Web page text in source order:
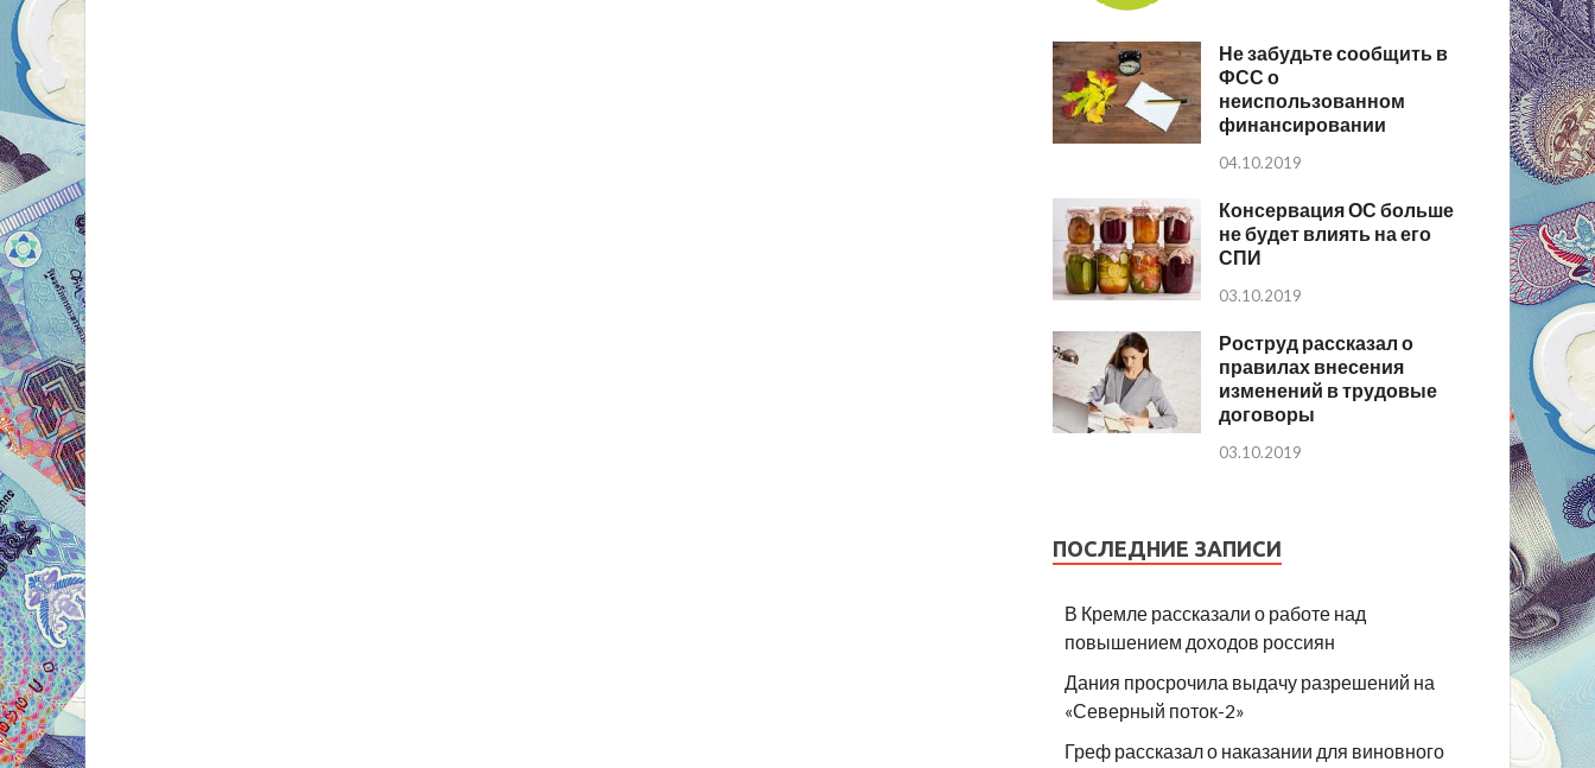
Не забудьте сообщить в
ФСС о
неиспользованном
финансировании
04.10.2019
Консервация ОС больше
не будет влиять на его
СПИ
03.10.2019
Роструд рассказал о
правилах внесения
изменений в трудовые
договоры
03.10.2019
ПОСЛЕДНИЕ ЗАПИСИ
В Кремле рассказали о работе над
повышением доходов россиян
Дания просрочила выдачу разрешений на
«Северный поток-2»
Греф рассказал о наказании для виновного